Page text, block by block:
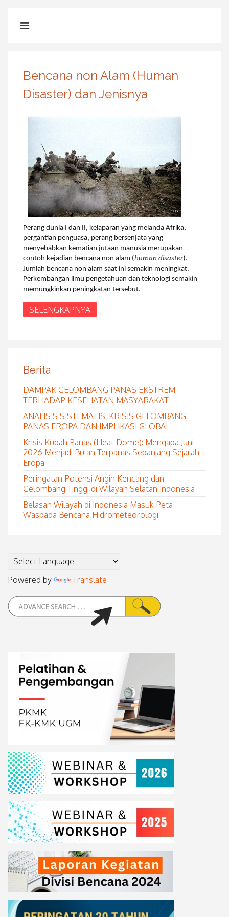
Bencana non Alam (Human
Disaster) dan Jenisnya
Perang dunia I dan II, kelaparan yang melanda Afrika,
pergantian penguasa, perang bersenjata yang
menyebabkan kematian jutaan manusia merupakan
contoh kejadian bencana non alam (human disaster).
Jumlah bencana non alam saat ini semakin meningkat.
Perkembangan ilmu pengetahuan dan teknologi semakin
memungkinkan peningkatan tersebut.
SELENGKAPNYA
Berita
DAMPAK GELOMBANG PANAS EKSTREM
TERHADAP KESEHATAN MASYARAKAT
ANALISIS SISTEMATIS: KRISIS GELOMBANG
PANAS EROPA DAN IMPLIKASI GLOBAL
Krisis Kubah Panas (Heat Dome): Mengapa Juni
2026 Menjadi Bulan Terpanas Sepanjang Sejarah
Eropa
Peringatan Potensi Angin Kencang dan
Gelombang Tinggi di Wilayah Selatan Indonesia
Belasan Wilayah di Indonesia Masuk Peta
Waspada Bencana Hidrometeorologi
Powered by Translate